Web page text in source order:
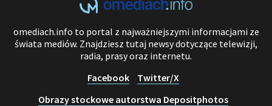
omediach.info to portal z najważniejszymi informacjami ze
świata mediów. Znajdziesz tutaj newsy dotyczące telewizji,
radia, prasy oraz internetu.
Facebook
Twitter/X
Obrazy stockowe autorstwa Depositphotos